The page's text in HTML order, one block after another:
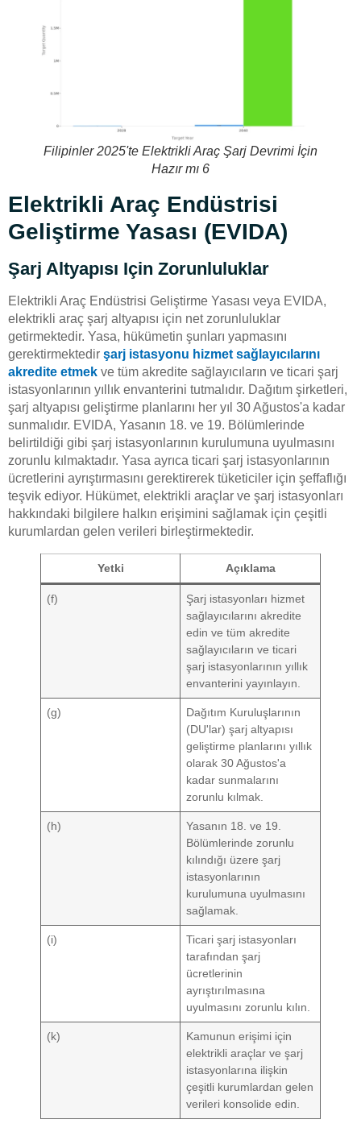
Filipinler 2025'te Elektrikli Araç Şarj Devrimi İçin
Hazır mı 6
Elektrikli Araç Endüstrisi
Geliştirme Yasası (EVIDA)
Şarj Altyapısı Için Zorunluluklar
Elektrikli Araç Endüstrisi Geliştirme Yasası veya EVIDA,
elektrikli araç şarj altyapısı için net zorunluluklar
getirmektedir. Yasa, hükümetin şunları yapmasını
gerektirmektedir şarj istasyonu hizmet sağlayıcılarını
akredite etmek ve tüm akredite sağlayıcıların ve ticari şarj
istasyonlarının yıllık envanterini tutmalıdır. Dağıtım şirketleri,
şarj altyapısı geliştirme planlarını her yıl 30 Ağustos'a kadar
sunmalıdır. EVIDA, Yasanın 18. ve 19. Bölümlerinde
belirtildiği gibi şarj istasyonlarının kurulumuna uyulmasını
zorunlu kılmaktadır. Yasa ayrıca ticari şarj istasyonlarının
ücretlerini ayrıştırmasını gerektirerek tüketiciler için şeffaflığı
teşvik ediyor. Hükümet, elektrikli araçlar ve şarj istasyonları
hakkındaki bilgilere halkın erişimini sağlamak için çeşitli
kurumlardan gelen verileri birleştirmektedir.
Yetki Açıklama
(f)
Şarj istasyonları hizmet
sağlayıcılarını akredite
edin ve tüm akredite
sağlayıcıların ve ticari
şarj istasyonlarının yıllık
envanterini yayınlayın.
(g)
Dağıtım Kuruluşlarının
(DU'lar) şarj altyapısı
geliştirme planlarını yıllık
olarak 30 Ağustos'a
kadar sunmalarını
zorunlu kılmak.
(h)
Yasanın 18. ve 19.
Bölümlerinde zorunlu
kılındığı üzere şarj
istasyonlarının
kurulumuna uyulmasını
sağlamak.
(i)
Ticari şarj istasyonları
tarafından şarj
ücretlerinin
ayrıştırılmasına
uyulmasını zorunlu kılın.
(k)
Kamunun erişimi için
elektrikli araçlar ve şarj
istasyonlarına ilişkin
çeşitli kurumlardan gelen
verileri konsolide edin.